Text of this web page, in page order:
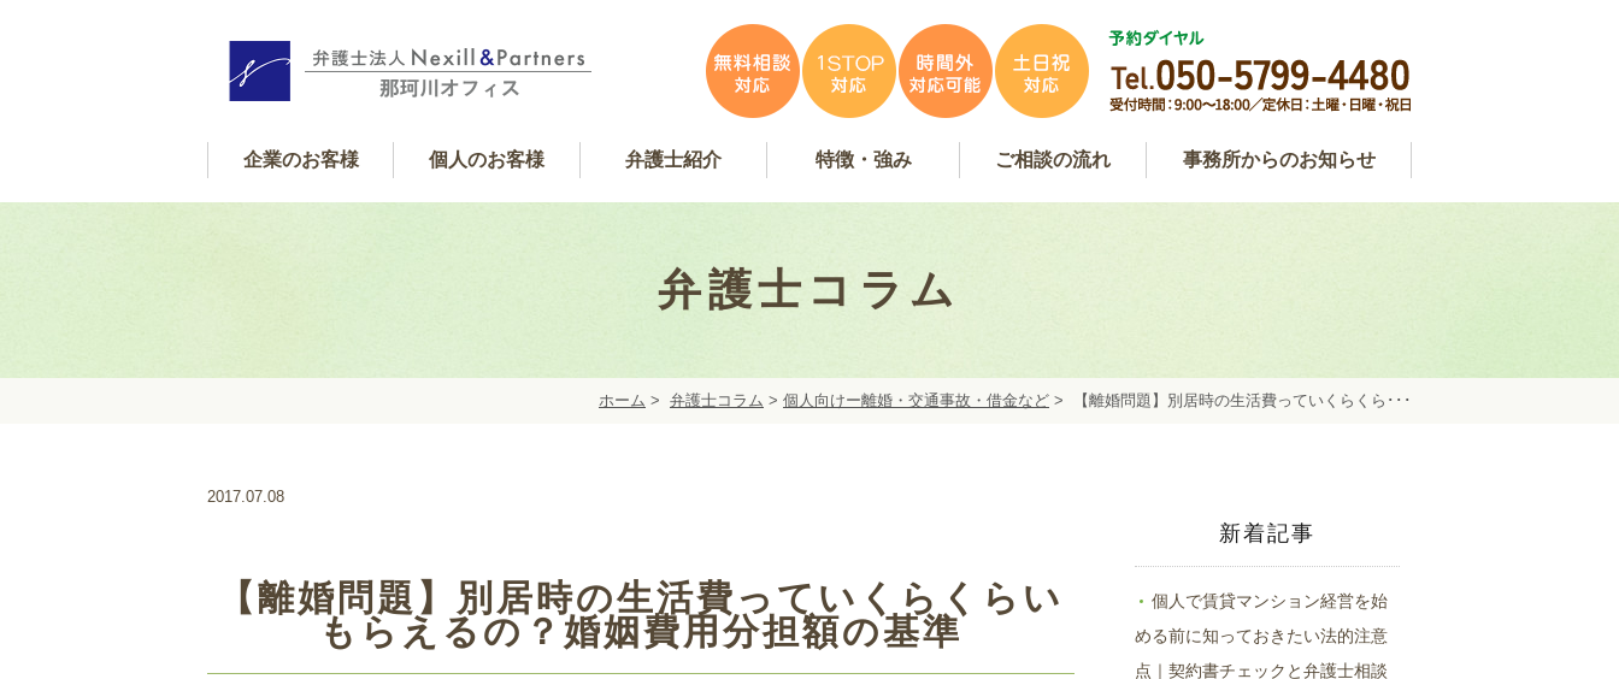
企業のお客様 個人のお客様
個人サポート内容
遺産相続
離婚
借金・金銭
交通事故 弁護士紹介 特徴・強み
特徴・強み
事務所紹介
アンケート掲載 ご相談の流れ
無料相談
お問い合わせ
弁護士費用 事務所からのお知らせ
事務所からのお知らせ
弁護士コラム
弁護士コラム
ホーム > 弁護士コラム > 個人向けー離婚・交通事故・借金など > 【離婚問題】別居時の生活費っていくらくら･･･
2017.07.08
【離婚問題】別居時の生活費っていくらくらい
もらえるの？婚姻費用分担額の基準
新着記事
個人で賃貸マンション経営を始
める前に知っておきたい法的注意
点｜契約書チェックと弁護士相談